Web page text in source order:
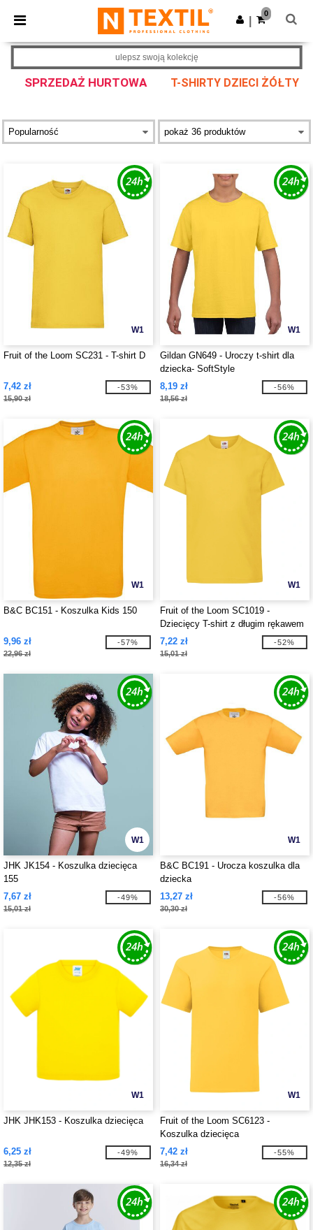
× Aplikacja Ntextil
Lepsze ceny w aplikacji!
Pobierz app
0
SPRZEDAŻ HURTOWA T-SHIRTY DZIECI ŻÓŁTY
ulepsz swoją kolekcję
W1
Fruit of the Loom SC231 - T-shirt D
7,42 zł
15,90 zł
-53%
W1
Gildan GN649 - Uroczy t-shirt dla
dziecka- SoftStyle
8,19 zł
18,56 zł
-56%
W1
B&C BC151 - Koszulka Kids 150
9,96 zł
22,96 zł
-57%
W1
Fruit of the Loom SC1019 -
Dziecięcy T-shirt z długim rękawem
7,22 zł
15,01 zł
-52%
W1
JHK JK154 - Koszulka dziecięca
155
7,67 zł
15,01 zł
-49%
W1
B&C BC191 - Urocza koszulka dla
dziecka
13,27 zł
30,30 zł
-56%
W1
JHK JHK153 - Koszulka dziecięca
6,25 zł
12,35 zł
-49%
W1
Fruit of the Loom SC6123 -
Koszulka dziecięca
7,42 zł
16,34 zł
-55%